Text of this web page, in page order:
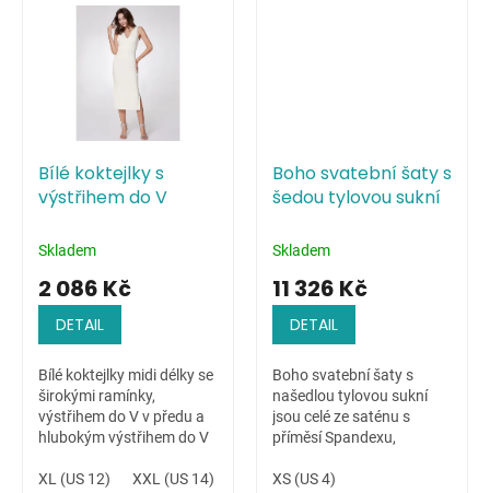
Bílé koktejlky s
výstřihem do V
Skladem
2 086 Kč
DETAIL
Bílé koktejlky midi délky se
širokými ramínky,
výstřihem do V v předu a
hlubokým výstřihem do V
příjemná, pružná látka.
XL (US 12) XXL (US 14)
Boho svatební šaty s
šedou tylovou sukní
Skladem
11 326 Kč
DETAIL
Boho svatební šaty s
našedlou tylovou sukní
jsou celé ze saténu s
příměsí Spandexu,
krajkovou aplikací na
XS (US 4)